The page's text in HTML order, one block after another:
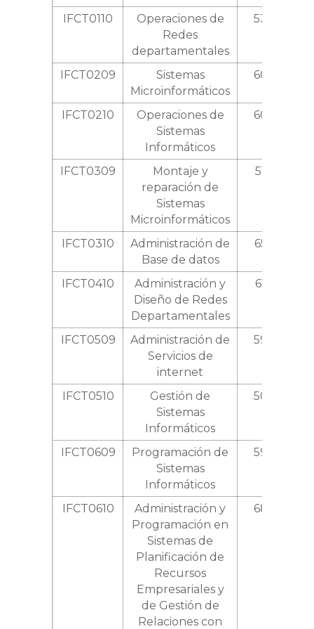
IFCT0110
Operaciones de
Redes
departamentales
530
IFCT0209
Sistemas
Microinformáticos
600
IFCT0210
Operaciones de
Sistemas
Informáticos
600
IFCT0309
Montaje y
reparación de
Sistemas
Microinformáticos
510
IFCT0310
Administración de
Base de datos
650
IFCT0410
Administración y
Diseño de Redes
Departamentales
610
IFCT0509
Administración de
Servicios de
internet
590
IFCT0510
Gestión de
Sistemas
Informáticos
500
IFCT0609
Programación de
Sistemas
Informáticos
590
IFCT0610
Administración y
Programación en
Sistemas de
Planificación de
Recursos
Empresariales y
de Gestión de
Relaciones con
680